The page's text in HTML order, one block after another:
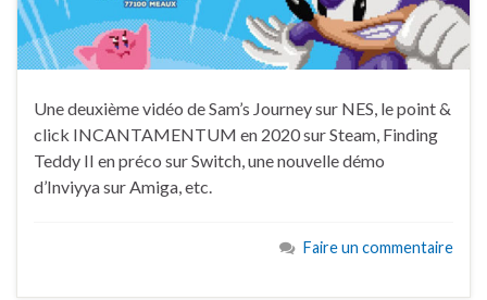
Une deuxième vidéo de Sam’s Journey sur NES, le point &
click INCANTAMENTUM en 2020 sur Steam, Finding
Teddy II en préco sur Switch, une nouvelle démo
d’Inviyya sur Amiga, etc.
Faire un commentaire